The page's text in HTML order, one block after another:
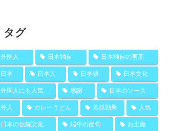
タグ
外国人 日本独自 日本独自の言葉
日本 日本人 日本語 日本文化
外国人にも人気 感謝 日本のソース
外人 カレーうどん 美肌効果 人気
日本の伝統文化 端午の節句 お土産